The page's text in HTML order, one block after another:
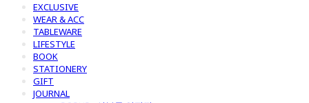
EXCLUSIVE
WEAR & ACC
TABLEWARE
LIFESTYLE
BOOK
STATIONERY
GIFT
JOURNAL